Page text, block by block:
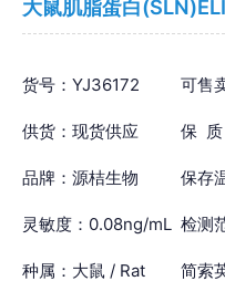
大鼠肌脂蛋白
货号：YJ36172 可售
供货：现货供应 保
品牌：源桔生物 保存
灵敏度：0.08ng/mL 检测
种属：大鼠 / Rat 简索